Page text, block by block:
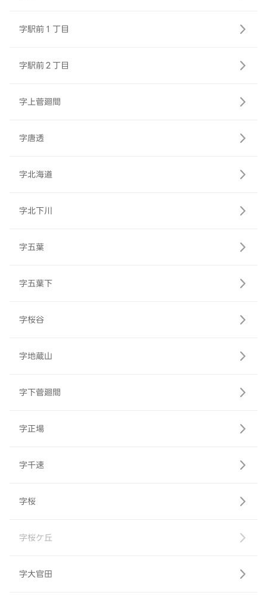
字駅前１丁目
字駅前２丁目
字上菅廻間
字唐透
字北海道
字北下川
字五葉
字五葉下
字桜谷
字地蔵山
字下菅廻間
字正場
字千速
字桜
字桜ケ丘
字大官田